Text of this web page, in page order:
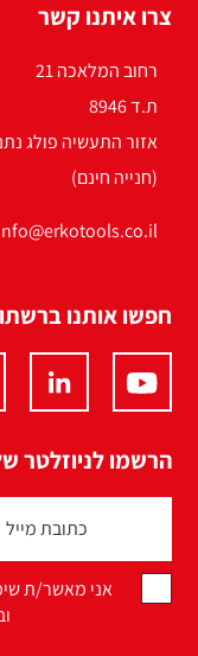
צרו איתנו קשר
רחוב המלאכה 21
ת.ד 8946
אזור התעשיה פולג
(חנייה חינם)
חפשו אותנו
הרשמו לניוזלטר
אני מאשר/ת